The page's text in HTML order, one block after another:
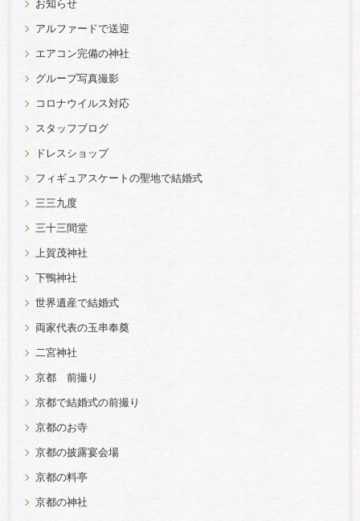
お知らせ
アルファードで送迎
エアコン完備の神社
グループ写真撮影
コロナウイルス対応
スタッフブログ
ドレスショップ
フィギュアスケートの聖地で結婚式
三三九度
三十三間堂
上賀茂神社
下鴨神社
世界遺産で結婚式
両家代表の玉串奉奠
二宮神社
京都 前撮り
京都で結婚式の前撮り
京都のお寺
京都の披露宴会場
京都の料亭
京都の神社